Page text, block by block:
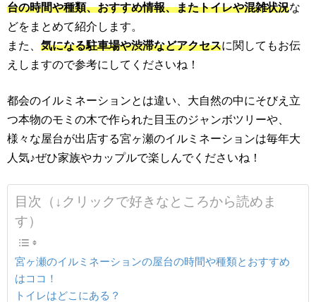
台の時間や種類、おすすめ情報、またトイレや混雑状況な
どをまとめて紹介します。
また、 気になる駐車場や渋滞などアクセスに関してもお伝
えしますので参考にしてくださいね！
都会のイルミネーションとは違い、大自然の中にそびえ立
つ本物のモミの木で作られた目玉のジャンボツリーや、
様々な屋台が出店する宮ヶ瀬のイルミネーションは毎年大
人気♪ぜひ家族やカップルで楽しんでくださいね！
目次（↓クリックで好きなところから読めま
す）
宮ヶ瀬のイルミネーションの屋台の時間や種類とおすすめ
はココ！
トイレはどこにある？